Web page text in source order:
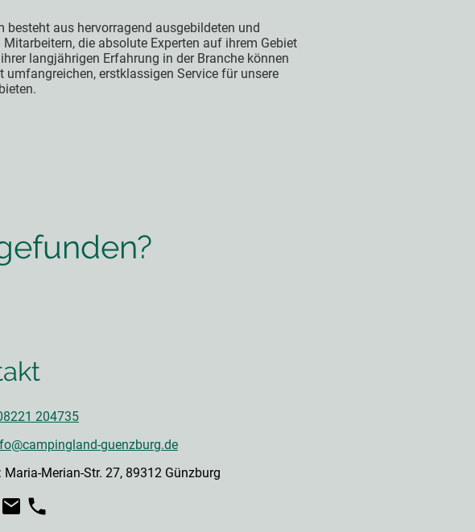
besteht aus hervorragend ausgebildeten und
die absolute Experten auf ihrem Gebiet
langjährigen Erfahrung in der Branche können
umfangreichen, erstklassigen Service für unsere
204735
guenzburg.de
Merian-Str. 27, 89312 Günzburg